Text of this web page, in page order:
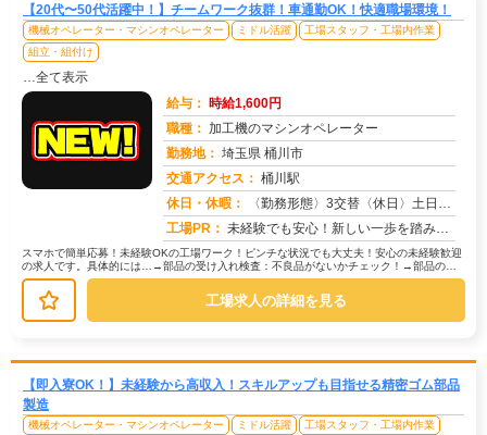
【20代〜50代活躍中！】チームワーク抜群！車通勤OK！快適職場環境！
機械オペレーター・マシンオペレーター ミドル活躍
工場スタッフ・工場内作業
組立・組付け
…全て表示
給与： 時給1,600円
職種： 加工機のマシンオペレーター
勤務地： 埼玉県 桶川市
交通アクセス： 桶川駅
休日・休暇：
〈勤務形態〉3交替〈休日〉土日休み※職場カレンダーによる
工場PR： 未経験でも安心！新しい一歩を踏み出せます。株式会社京栄センターでは、経験・学歴・スキルは一切問いません。未経験者や...
スマホで簡単応募！未経験OKの工場ワーク！ピンチな状況でも大丈夫！安心の未経験歓迎
の求人です。具体的には…→部品の受け入れ検査：不良品がないかチェック！→部品の運
搬：カートを使って指定場所へ移動...
工場求人の詳細を見る
【即入寮OK！】未経験から高収入！スキルアップも目指せる精密ゴム部品
製造
機械オペレーター・マシンオペレーター ミドル活躍
工場スタッフ・工場内作業